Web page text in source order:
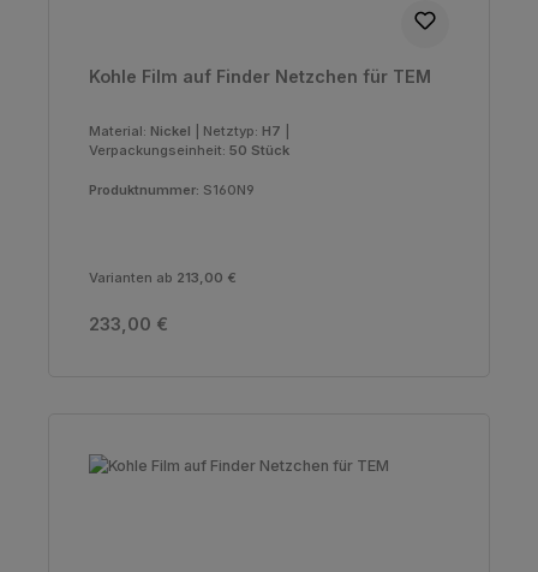
Kohle Film auf Finder Netzchen für TEM
Material: Nickel Netztyp: H7
Verpackungseinheit: 50 Stück
Produktnummer: S160N9
Varianten ab 213,00 €
Regulärer Preis:
233,00 €